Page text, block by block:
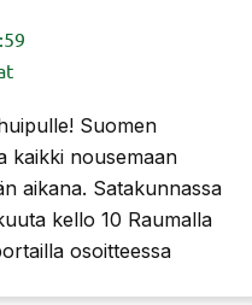
Suomen
kaikki nousemaan
aikana. Satakunnassa
kello 10 Raumalla
osoitteessa